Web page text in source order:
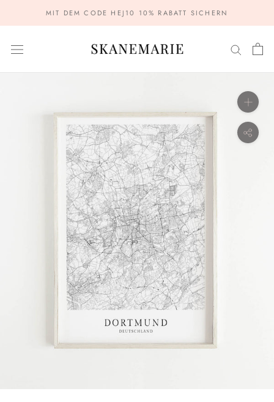
MIT DEM CODE HEJ10 10% RABATT SICHERN